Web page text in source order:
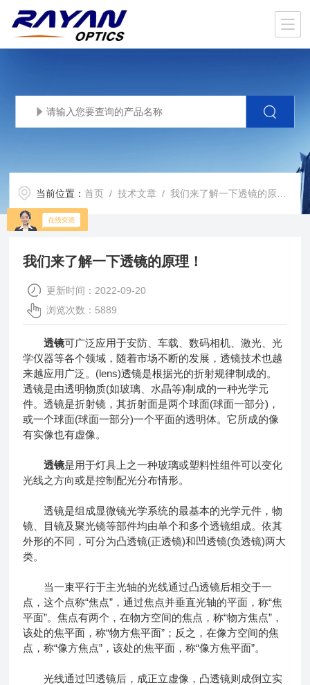
当前位置：首页 /技术文章 / 我们来了解一下透镜的原理！
我们来了解一下透镜的原理！
更新时间：2022-09-20
浏览次数：5889
透镜可广泛应用于安防、车载、数码相机、激光、光
学仪器等各个领域，随着市场不断的发展，透镜技术也越
来越应用广泛。(lens)透镜是根据光的折射规律制成的。
透镜是由透明物质(如玻璃、水晶等)制成的一种光学元
件。透镜是折射镜，其折射面是两个球面(球面一部分)，
或一个球面(球面一部分)一个平面的透明体。它所成的像
有实像也有虚像。
透镜是用于灯具上之一种玻璃或塑料性组件可以变化
光线之方向或是控制配光分布情形。
透镜是组成显微镜光学系统的最基本的光学元件，物
镜、目镜及聚光镜等部件均由单个和多个透镜组成。依其
外形的不同，可分为凸透镜(正透镜)和凹透镜(负透镜)两大
类。
当一束平行于主光轴的光线通过凸透镜后相交于一
点，这个点称“焦点”，通过焦点并垂直光轴的平面，称“焦
平面”。焦点有两个，在物方空间的焦点，称“物方焦点”，
该处的焦平面，称“物方焦平面”；反之，在像方空间的焦
点，称“像方焦点”，该处的焦平面，称“像方焦平面”。
光线通过凹透镜后，成正立虚像，凸透镜则成倒立实